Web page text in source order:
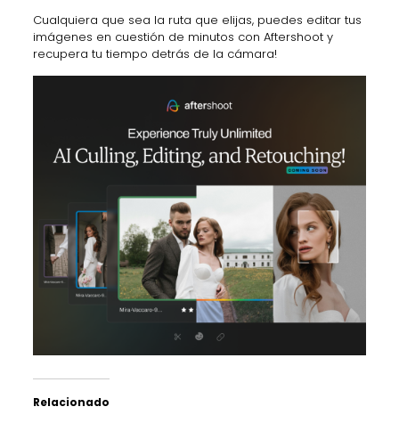
Cualquiera que sea la ruta que elijas, puedes editar tus
imágenes en cuestión de minutos con Aftershoot y
recupera tu tiempo detrás de la cámara!
Relacionado